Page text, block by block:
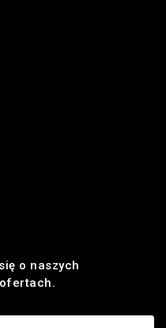
o naszych